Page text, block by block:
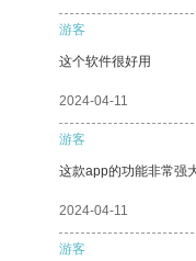
游客
这个软件很好用
2024-04-11
游客
这款app的功能非常强
2024-04-11
游客